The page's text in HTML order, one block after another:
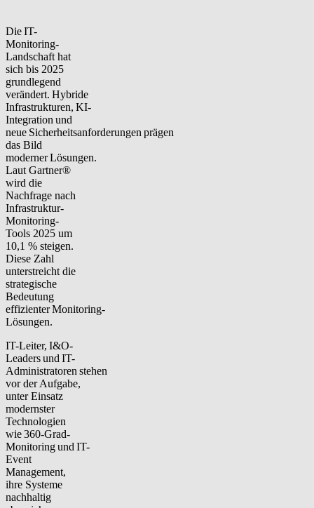
Die IT-
Monitoring-
Landschaft hat
sich bis 2025
grundlegend
verändert. Hybride
Infrastrukturen, KI-
Integration und
neue Sicherheitsanforderungen prägen
das Bild
moderner Lösungen.
Laut Gartner®
wird die
Nachfrage nach
Infrastruktur-
Monitoring-
Tools 2025 um
10,1 % steigen.
Diese Zahl
unterstreicht die
strategische
Bedeutung
effizienter Monitoring-
Lösungen.
IT-Leiter, I&O-
Leaders und IT-
Administratoren stehen
vor der Aufgabe,
unter Einsatz
modernster
Technologien
wie360-Grad-
Monitoringund IT-
Event
Management,
ihre Systeme
nachhaltig